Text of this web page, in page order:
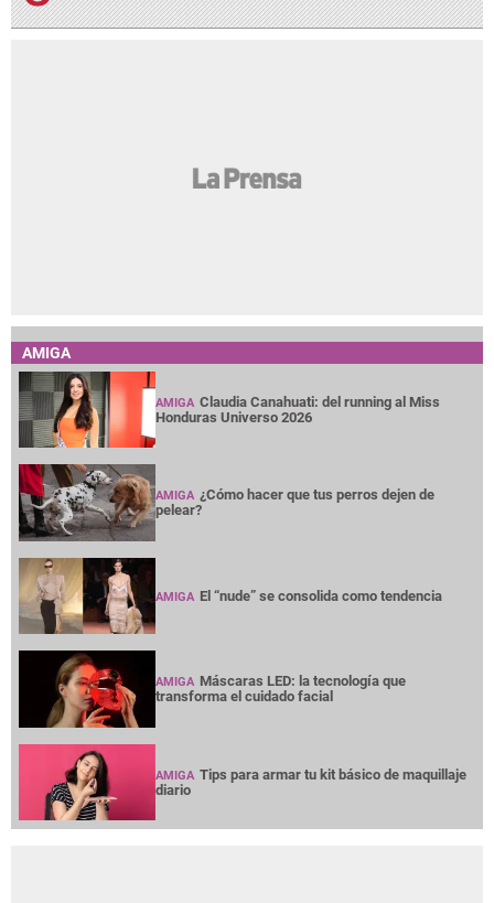
AMIGA
AMIGA Claudia Canahuati: del running al Miss
Honduras Universo 2026
AMIGA ¿Cómo hacer que tus perros dejen de
pelear?
AMIGA El “nude” se consolida como tendencia
AMIGA Máscaras LED: la tecnología que
transforma el cuidado facial
AMIGA Tips para armar tu kit básico de maquillaje
diario